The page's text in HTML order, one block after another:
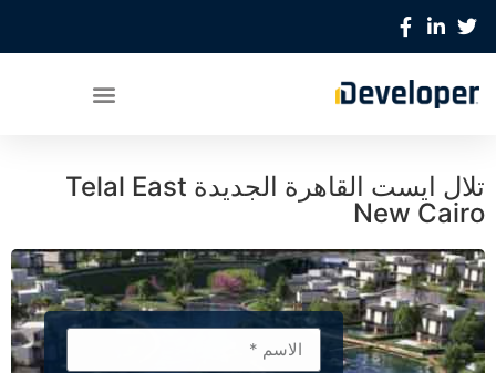
تلال ايست القاهرة الجديدة Telal East
New Cairo